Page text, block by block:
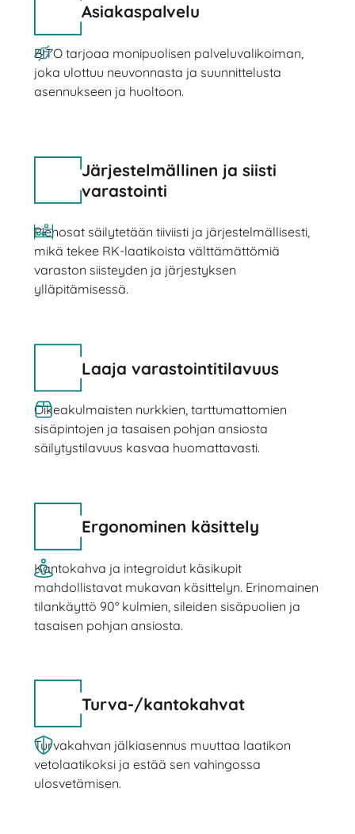
Asiakaspalvelu
BITO tarjoaa monipuolisen palveluvalikoiman,
joka ulottuu neuvonnasta ja suunnittelusta
asennukseen ja huoltoon.
Järjestelmällinen ja siisti
varastointi
Pienosat säilytetään tiiviisti ja järjestelmällisesti,
mikä tekee RK-laatikoista välttämättömiä
varaston siisteyden ja järjestyksen
ylläpitämisessä.
Laaja varastointitilavuus
Oikeakulmaisten nurkkien, tarttumattomien
sisäpintojen ja tasaisen pohjan ansiosta
säilytystilavuus kasvaa huomattavasti.
Ergonominen käsittely
Kantokahva ja integroidut käsikupit
mahdollistavat mukavan käsittelyn. Erinomainen
tilankäyttö 90° kulmien, sileiden sisäpuolien ja
tasaisen pohjan ansiosta.
Turva-/kantokahvat
Turvakahvan jälkiasennus muuttaa laatikon
vetolaatikoksi ja estää sen vahingossa
ulosvetämisen.